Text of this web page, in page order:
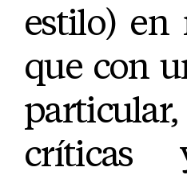
estilo) en
que con
críticas